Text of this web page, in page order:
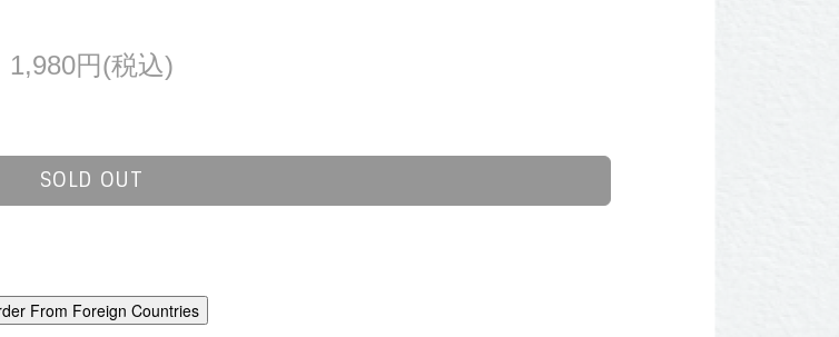
1,980円(税込)
SOLD OUT